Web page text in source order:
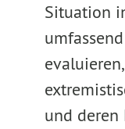
Situation
und